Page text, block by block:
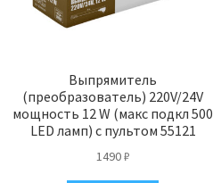
Выпрямитель
(преобразователь) 220V/24V
мощность 12 W (макс подкл 500
LED ламп) с пультом 55121
1490₽